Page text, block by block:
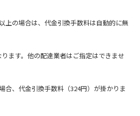
上の場合は、代金引換手数料は自動的に無
ます。他の配達業者はご指定はできませ
合、代金引換手数料（324円）が掛かりま